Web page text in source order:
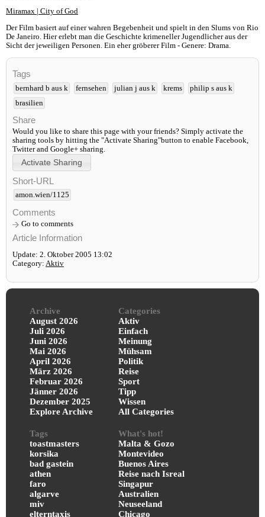
Miramax | City of God
Der Film basiert auf einer wahren Begebenheit und spielt in den Slums von Rio
De Janeiro. Hier erlebt man die Geschichte krimeneller Jugendlicher aus der
Sicht der jeweiligen Personen. Ein eher gröberer Film - Genere: Drama.
Tags
bernhard b aus k fernsehen julian j aus k krems
philip s aus k
brasilien
Share
Would you like to share this page with your friends? Simply activate the
sharing tools by hitting the "Activate Sharing"button to enable Facebook,
Twitter and Google+ sharing.
Short-URL
amon.wien/1125
Comments
Go to comments
Article Information
Update: 2. Oktober 2005 13:02
Category: Aktiv
Archive
August 2026
Juli 2026
Juni 2026
Mai 2026
April 2026
März 2026
Februar 2026
Jänner 2026
Dezember 2025
Explore Archive
Categories
Aktiv
Einfach
Meinung
Mühsam
Politik
Reise
Sport
Tipp
Wissen
All Categories
Tags
toastmasters
korsika
bad gastein
athen
faro
algarve
miv
elterntaxis
What's hot!
Malta & Gozo
Montevideo
Buenos Aires
Reise nach Isreal
Singapur
Australien
Neuseeland
Chicago